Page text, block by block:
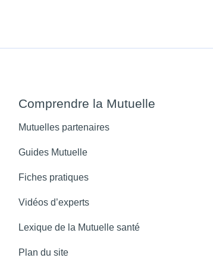
Comprendre la Mutuelle
Mutuelles partenaires
Guides Mutuelle
Fiches pratiques
Vidéos d’experts
Lexique de la Mutuelle santé
Plan du site